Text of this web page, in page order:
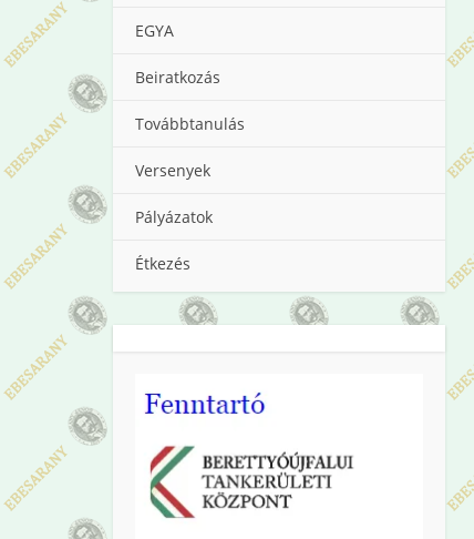
EGYA
Beiratkozás
Továbbtanulás
Versenyek
Pályázatok
Étkezés